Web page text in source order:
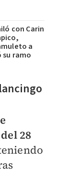
con Carin
a
ramo
28